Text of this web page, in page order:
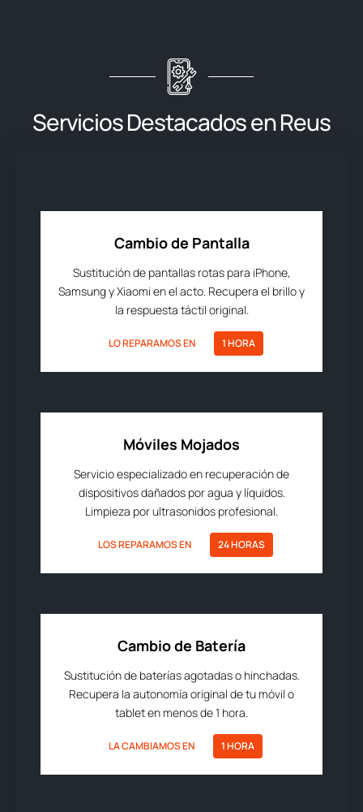
Servicios Destacados en Reus
Cambio de Pantalla
Sustitución de pantallas rotas para iPhone,
Samsung y Xiaomi en el acto. Recupera el brillo y
la respuesta táctil original.
LO REPARAMOS EN 1 HORA
Móviles Mojados
Servicio especializado en recuperación de
dispositivos dañados por agua y líquidos.
Limpieza por ultrasonidos profesional.
LOS REPARAMOS EN 24 HORAS
Cambio de Batería
Sustitución de baterías agotadas o hinchadas.
Recupera la autonomía original de tu móvil o
tablet en menos de 1 hora.
LA CAMBIAMOS EN 1 HORA